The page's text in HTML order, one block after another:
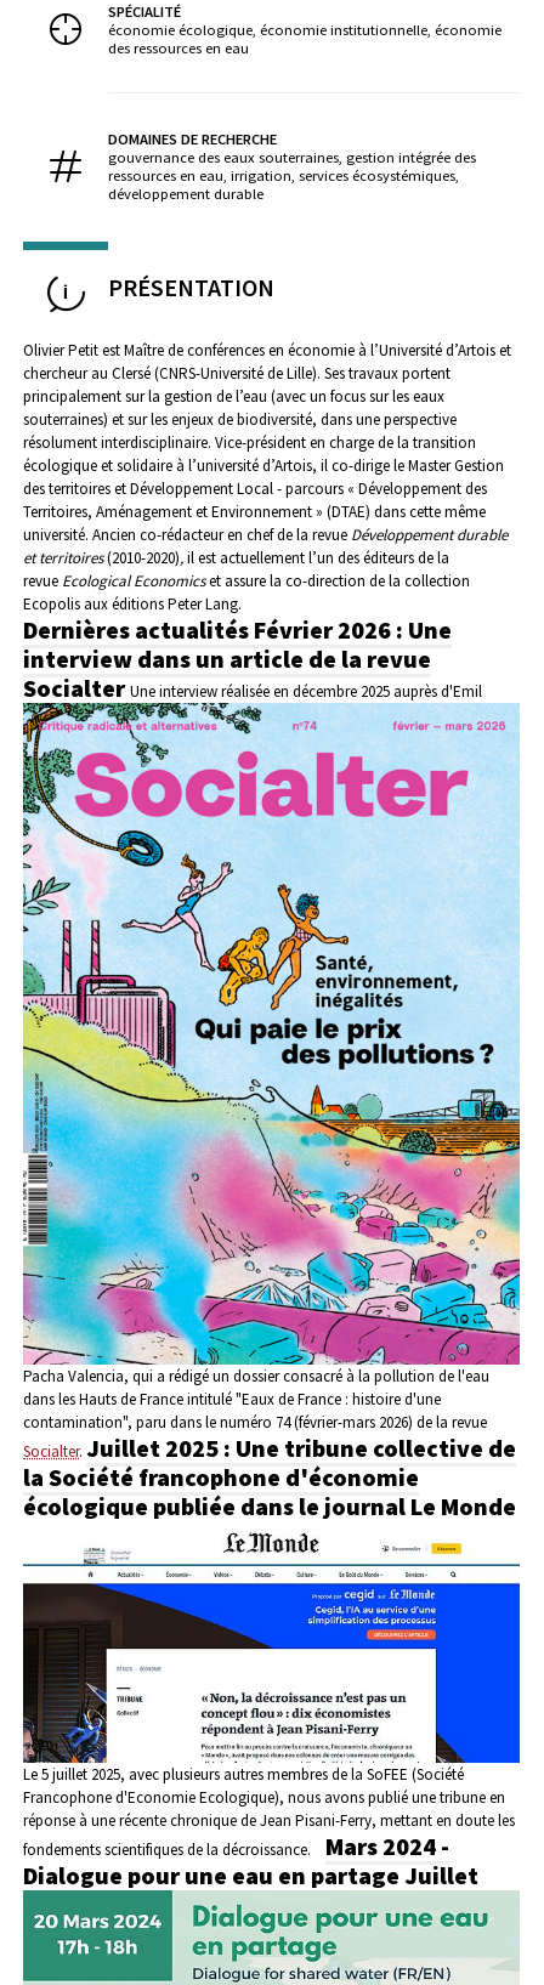
SPÉCIALITÉ
économie écologique, économie institutionnelle, économie
des ressources en eau
DOMAINES DE RECHERCHE
gouvernance des eaux souterraines, gestion intégrée des
ressources en eau, irrigation, services écosystémiques,
développement durable
PRÉSENTATION
Olivier Petit est Maître de conférences en économie à l’Université d’Artois et
chercheur au Clersé (CNRS-Université de Lille). Ses travaux portent
principalement sur la gestion de l’eau (avec un focus sur les eaux
souterraines) et sur les enjeux de biodiversité, dans une perspective
résolument interdisciplinaire. Vice-président en charge de la transition
écologique et solidaire à l’université d’Artois, il co-dirige le Master Gestion
des territoires et Développement Local - parcours « Développement des
Territoires, Aménagement et Environnement » (DTAE) dans cette même
université. Ancien co-rédacteur en chef de la revue Développement durable
et territoires(2010-2020),il est actuellement l’un des éditeurs de la
revue Ecological Economicset assure la co-direction de la collection
Ecopolis aux éditions Peter Lang.
Dernières actualités Février 2026 : Une
interview dans un article de la revue
SocialterUne interview réalisée en décembre 2025 auprès d'Emil
Pacha Valencia, qui a rédigé un dossier consacré à la pollution de l'eau
dans les Hauts de France intitulé "Eaux de France : histoire d'une
contamination", paru dans le numéro 74 (février-mars 2026) de la revue
Socialter. Juillet 2025 : Une tribune collective de
la Société francophone d'économie
écologique publiée dans le journal Le Monde
Le 5 juillet 2025, avec plusieurs autres membres de la SoFEE (Société
Francophone d'Economie Ecologique), nous avons publié une tribune en
réponse à une récente chronique de Jean Pisani-Ferry, mettant en doute les
fondements scientifiques de la décroissance.
Mars 2024 -
Dialogue pour une eau en partage Juillet